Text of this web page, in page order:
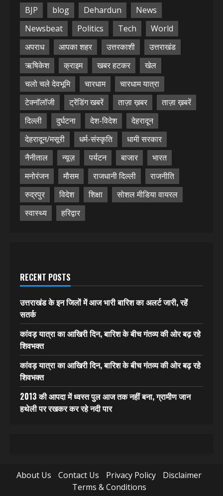
BJP blog Dehardun
News
Newsbeat
Politics Tech
World
अपराध
आपका शहर उत्तरकाशी
उत्तराखंड
ऋषिकेश
क्राइम खबर हटकर
खेल
चलो चले देवभूमि
चारधाम
चारधाम यात्रा
टेक्नॉलॉजी
ट्रेंडिंग खबरें ताज़ा ख़बर
ताज़ा ख़बरें
दिल्ली
दुर्घटना देश-विदेश
देहरादून
देहरादून/मसूरी
धर्म-संस्कृति
धामी सरकार
नैनीताल
न्यूज़ पर्यटन बाजार
भारत
मनोरंजन
मौसम राजधानी दिल्ली
राजनीति
रुद्रपुर
विदेश शिक्षा
सोशल मीडिया वायरल
स्वास्थ्य
हरिद्वार
RECENT POSTS
उत्तराखंड के इन जिलों में आज भारी बारिश का अलर्ट जारी, रहें
सतर्क
कांवड़ यात्रा का आखिरी दिन, बारिश के बीच गंतव्य की ओर बढ़ रहे
शिवभक्त
कांवड़ यात्रा का आखिरी दिन, बारिश के बीच गंतव्य की ओर बढ़ रहे
शिवभक्त
2013 की आपदा में ध्वस्त पुल आज तक नहीं बना, ग्रामीण जान
हथेली पर रखकर कर रहे नदी पार
About Us Contact Us Privacy Policy
Disclaimer
Terms & Conditions